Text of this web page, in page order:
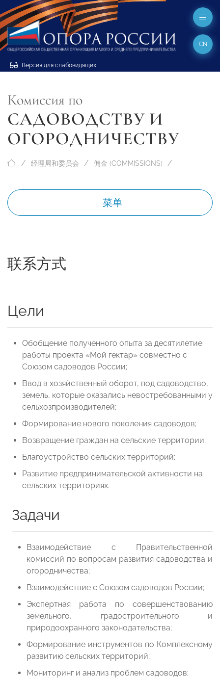
Версия для слабовидящих
CN
Комиссия по
САДОВОДСТВУ И
ОГОРОДНИЧЕСТВУ
经理局和委员会 佣金 (COMMISSIONS)
菜单
联系方式
Цели
Обобщение полученного опыта за десятилетие
работы проекта «Мой гектар» совместно с
Союзом садоводов России;
Ввод в хозяйственный оборот, под садоводство,
земель, которые оказались невостребованными у
сельхозпроизводителей;
Формирование нового поколения садоводов;
Возвращение граждан на сельские территории;
Благоустройство сельских территорий;
Развитие предпринимательской активности на
сельских территориях.
Задачи
Взаимодействие с Правительственной
комиссий по вопросам развития садоводства и
огородничества;
Взаимодействие с Союзом садоводов России;
Экспертная работа по совершенствованию
земельного, градостроительного и
природоохранного законодательства;
Формирование инструментов по Комплексному
развитию сельских территорий;
Мониторинг и анализ проблем садоводов;